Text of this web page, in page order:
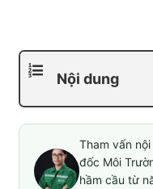
Nội dung
Tham vấn
đốc Môi
hầm cầu từ